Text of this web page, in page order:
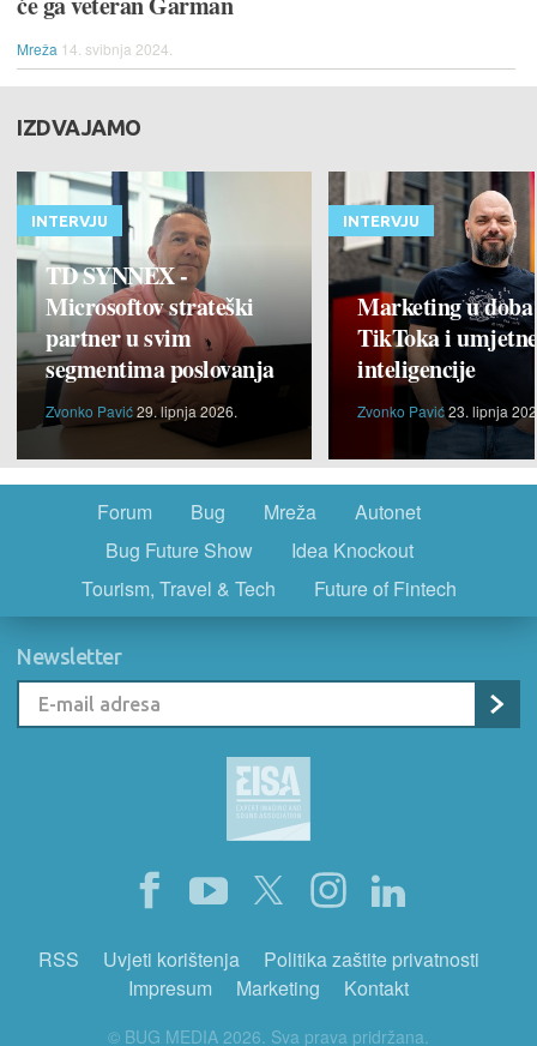
Mreža 14. svibnja 2024.
IZDVAJAMO
INTERVJU
TD SYNNEX -
Microsoftov strateški
partner u svim
segmentima poslovanja
Zvonko Pavić29. lipnja 2026.
INTERVJU
Marketing u doba
TikToka i umjetne
inteligencije
Zvonko Pavić23. lipnja
Forum Bug Mreža
Autonet
Bug Future Show
Idea Knockout
Tourism, Travel & Tech
Future of Fintech
Newsletter
RSS Uvjeti korištenja
Politika zaštite privatnosti
Impresum
Marketing Kontakt
© BUG MEDIA 2026. Sva prava pridržana.